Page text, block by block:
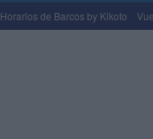
Horarios de Barcos by Kikoto